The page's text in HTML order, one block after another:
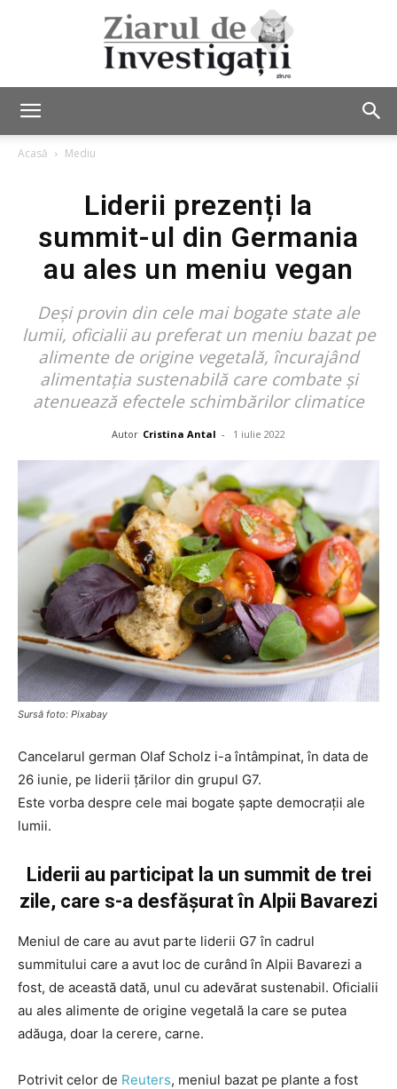
de
Acasă Mediu
Liderii prezenți la
summit-ul din Germania
au ales un meniu vegan
Deși provin din cele mai bogate state ale
lumii, oficialii au preferat un meniu bazat pe
alimente de origine vegetală, încurajând
alimentația sustenabilă care combate și
atenuează efectele schimbărilor climatice
Autor Cristina Antal - 1 iulie 2022
Sursă foto: Pixabay
Cancelarul german Olaf Scholz i-a întâmpinat, în data de
26 iunie, pe liderii țărilor din grupul G7.
Este vorba despre cele mai bogate șapte democrații ale
lumii.
Liderii au participat la un summit de trei
zile, care s-a desfășurat în Alpii Bavarezi
Meniul de care au avut parte liderii G7 în cadrul
summitului care a avut loc de curând în Alpii Bavarezi a
fost, de această dată, unul cu adevărat sustenabil. Oficialii
au ales alimente de origine vegetală la care se putea
adăuga, doar la cerere, carne.
Potrivit celor de Reuters, meniul bazat pe plante a fost